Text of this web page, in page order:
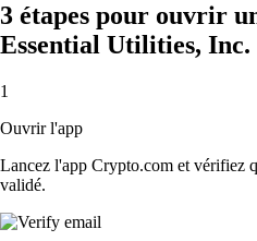
3 étapes pour ouvrir
Essential Utilities, Inc.
1
Ouvrir l'app
Lancez l'app Crypto.com et vérifiez
validé.